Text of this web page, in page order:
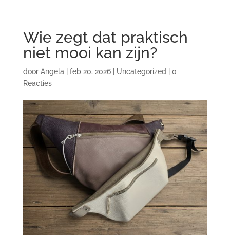
Wie zegt dat praktisch
niet mooi kan zijn?
door Angela feb 20, 2026| Uncategorized
0
Reacties